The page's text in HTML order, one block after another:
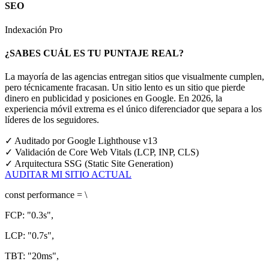
SEO
Indexación Pro
¿SABES CUÁL ES TU PUNTAJE REAL?
La mayoría de las agencias entregan sitios que visualmente cumplen,
pero técnicamente fracasan. Un sitio lento es un sitio que pierde
dinero en publicidad y posiciones en Google. En 2026, la
experiencia móvil extrema es el único diferenciador que separa a los
líderes de los seguidores.
✓ Auditado por Google Lighthouse v13
✓ Validación de Core Web Vitals (LCP, INP, CLS)
✓ Arquitectura SSG (Static Site Generation)
AUDITAR MI SITIO ACTUAL
const performance = \
FCP: "0.3s",
LCP: "0.7s",
TBT: "20ms",